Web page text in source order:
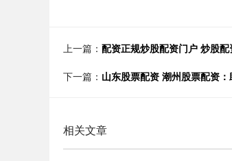
上一篇： 配资正规炒股配资门户 炒股
下一篇： 山东股票配资 潮州股票配资
相关文章